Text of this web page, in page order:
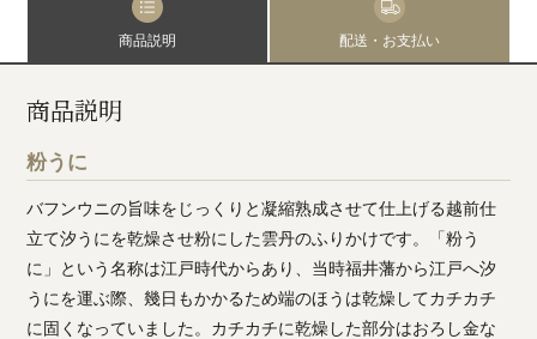
商品説明 配送・お支払い
商品説明
粉うに
バフンウニの旨味をじっくりと凝縮熟成させて仕上げる越前仕
立て汐うにを乾燥させ粉にした雲丹のふりかけです。「粉う
に」という名称は江戸時代からあり、当時福井藩から江戸へ汐
うにを運ぶ際、幾日もかかるため端のほうは乾燥してカチカチ
に固くなっていました。カチカチに乾燥した部分はおろし金な